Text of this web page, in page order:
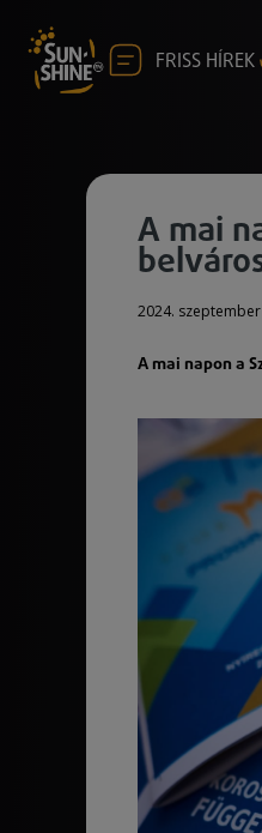
FRISS HÍREK
A mai
2024. szeptember
A mai napon a